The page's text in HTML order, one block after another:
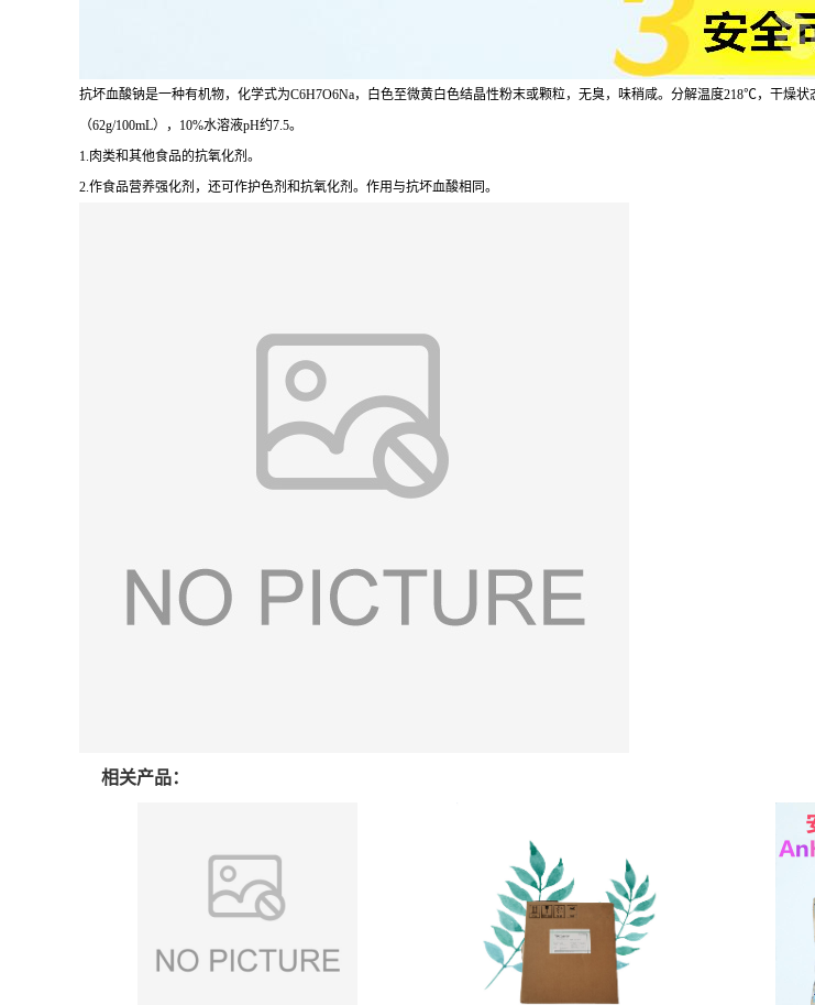
抗坏血酸钠是一种有机物，化学式为C6H7O6Na，白色至微黄白色结晶性粉末或颗粒，无臭，味稍咸。分解温度218℃，干燥
（62g/100mL），10%水溶液pH约7.5。
1.肉类和其他食品的抗氧化剂。
2.作食品营养强化剂，还可作护色剂和抗氧化剂。作用与抗坏血酸相同。
相关产品：